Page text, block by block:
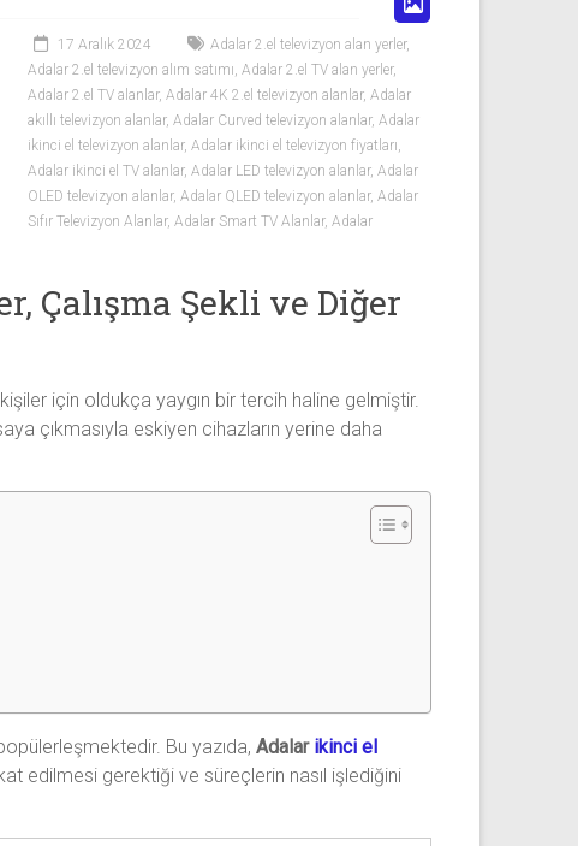
17 Aralık 2024 Adalar 2.el televizyon alan yerler,
Adalar 2.el televizyon alım satımı, Adalar 2.el TV alan yerler,
Adalar 2.el TV alanlar, Adalar 4K 2.el televizyon alanlar, Adalar
akıllı televizyon alanlar, Adalar Curved televizyon alanlar, Adalar
ikinci el televizyon alanlar, Adalar ikinci el televizyon fiyatları,
Adalar ikinci el TV alanlar, Adalar LED televizyon alanlar, Adalar
OLED televizyon alanlar, Adalar QLED televizyon alanlar, Adalar
Sıfır Televizyon Alanlar, Adalar Smart TV Alanlar, Adalar
Çalışma Şekli ve Diğer
için oldukça yaygın bir tercih haline gelmiştir.
çıkmasıyla eskiyen cihazların yerine daha
Bu yazıda, Adalar ikinci el
edilmesi gerektiği ve süreçlerin nasıl işlediğini